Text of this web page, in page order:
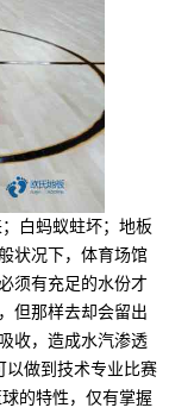
白蚂蚁蛀坏；地板
状况下，体育场馆
须有充足的水份才
但那样去却会留出
收，造成水汽渗透
以做到技术专业比赛
的特性，仅有掌握